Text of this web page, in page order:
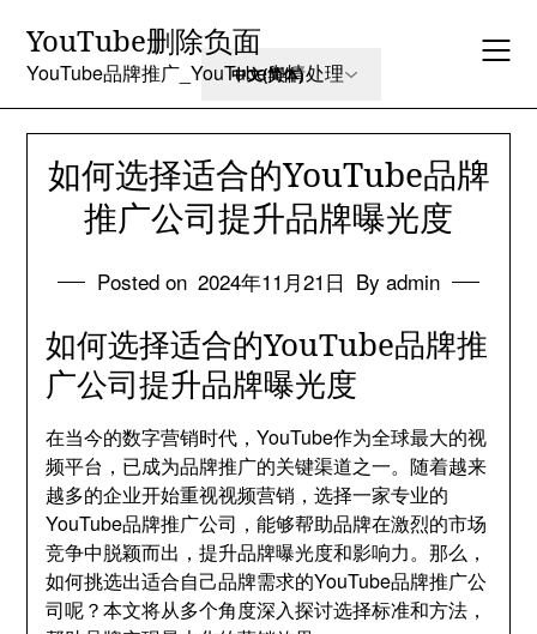
content
YouTube删除负面
YouTube品牌推广_YouTube舆情处理
如何选择适合的YouTube品牌
推广公司提升品牌曝光度
Posted on 2024年11月21日 By admin
如何选择适合的YouTube品牌推
广公司提升品牌曝光度
在当今的数字营销时代，YouTube作为全球最大的视
频平台，已成为品牌推广的关键渠道之一。随着越来
越多的企业开始重视视频营销，选择一家专业的
YouTube品牌推广公司，能够帮助品牌在激烈的市场
竞争中脱颖而出，提升品牌曝光度和影响力。那么，
如何挑选出适合自己品牌需求的YouTube品牌推广公
司呢？本文将从多个角度深入探讨选择标准和方法，